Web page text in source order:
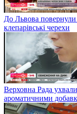
До Львова повернули
клепарівські черехи
Верховна Рада
ароматичними